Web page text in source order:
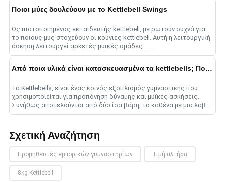
Ποιοι μύες δουλεύουν με το Kettlebell Swings
Ως πιστοποιημένος εκπαιδευτής kettlebell, με ρωτούν συχνά για
το ποιους μυς στοχεύουν οι κούνιες kettlebell. Αυτή η λειτουργική
άσκηση λειτουργεί αρκετές μυϊκές ομάδες ......
Από ποια υλικά είναι κατασκευασμένα τα kettlebells; Ποιες είναι οι διαφορές μεταξύ τους;
Τα Kettlebells, είναι ένας κοινός εξοπλισμός γυμναστικής που
χρησιμοποιείται για προπόνηση δύναμης και μυϊκές ασκήσεις.
Συνήθως αποτελούνται από δύο ίσα βάρη, το καθένα με μια λαβή
στο .......
Σχετική Αναζήτηση
Προμηθευτές εμπορικών γυμναστηρίων Τιμή αλτήρα
8kg Kettlebell